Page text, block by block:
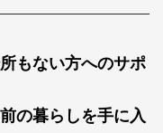
もない方へのサポ
の暮らしを手に入